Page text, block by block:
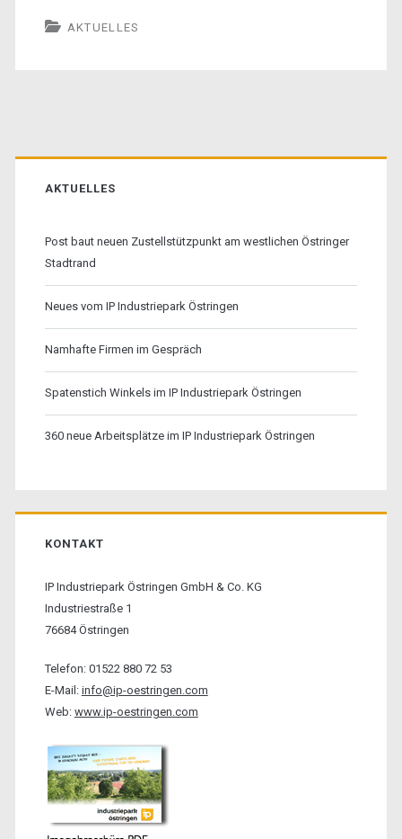
AKTUELLES
Primäre
Sidebar
AKTUELLES
Post baut neuen Zustellstützpunkt am westlichen Östringer
Stadtrand
Neues vom IP Industriepark Östringen
Namhafte Firmen im Gespräch
Spatenstich Winkels im IP Industriepark Östringen
360 neue Arbeitsplätze im IP Industriepark Östringen
KONTAKT
IP Industriepark Östringen GmbH & Co. KG
Industriestraße 1
76684 Östringen
Telefon: 01522 880 72 53
E-Mail: info@ip-oestringen.com
Web: www.ip-oestringen.com